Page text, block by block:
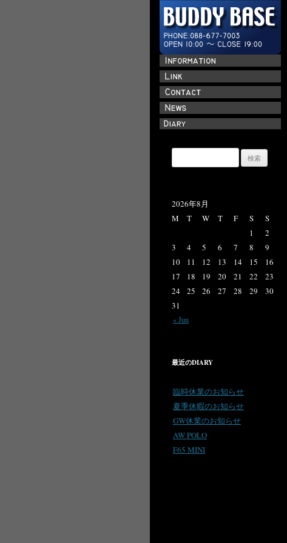
索:
2026年8月
M
T W T F S
S
1
2
3
4 5 6 7 8
9
10
11 12 13 14 15
16
17
18 19 20 21 22
23
24
25 26 27 28 29
30
31
« Jun
最近のDIARY
臨時休業のお知らせ
夏季休暇のお知らせ
GW休業のお知らせ
AW POLO
F65 MINI